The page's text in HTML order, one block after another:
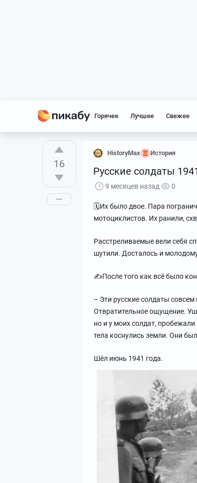
Горячее Лучшее Свежее
16
HistoryMax История
Русские солдаты
9 месяцев назад 0
🗓Их было двое. Пара
мотоциклистов. Их ранили,
Расстреливаемые вели себя
шутили. Досталось и
✍После того как всё было
– Эти русские солдаты
Отвратительное ощущение.
но и у моих солдат,
тела коснулись земли. Они
Шёл июнь 1941 года.